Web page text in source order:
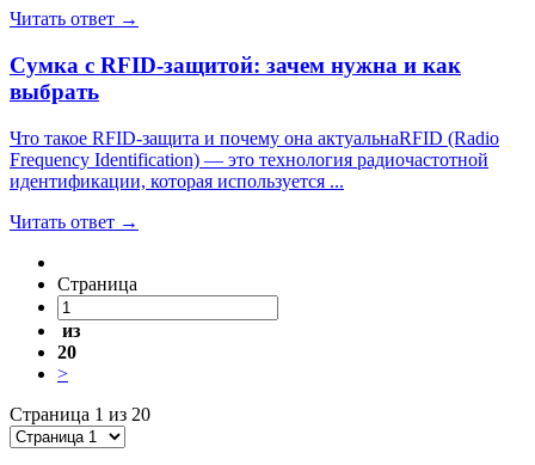
Читать ответ →
Сумка с RFID-защитой: зачем нужна и как
выбрать
Что такое RFID-защита и почему она актуальнаRFID (Radio
Frequency Identification) — это технология радиочастотной
идентификации, которая используется ...
Читать ответ →
Страница
из
20
>
Страница 1 из 20